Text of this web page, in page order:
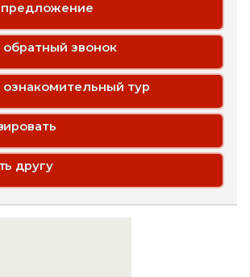
звонок
тур
другу